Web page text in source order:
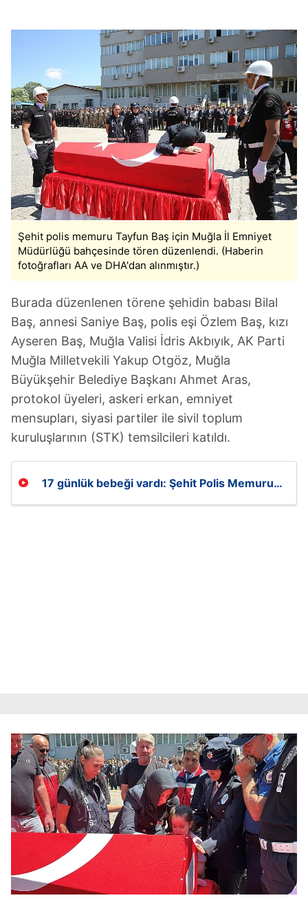
Şehit polis memuru Tayfun Baş için Muğla İl Emniyet
Müdürlüğü bahçesinde tören düzenlendi. (Haberin
fotoğrafları AA ve DHA'dan alınmıştır.)
Burada düzenlenen törene şehidin babası Bilal
Baş, annesi Saniye Baş, polis eşi Özlem Baş, kızı
Ayseren Baş, Muğla Valisi İdris Akbıyık, AK Parti
Muğla Milletvekili Yakup Otgöz, Muğla
Büyükşehir Belediye Başkanı Ahmet Aras,
protokol üyeleri, askeri erkan, emniyet
mensupları, siyasi partiler ile sivil toplum
kuruluşlarının (STK) temsilcileri katıldı.
17 günlük bebeği vardı: Şehit Polis Memuru